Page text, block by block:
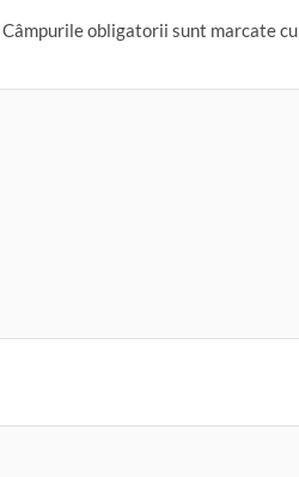
Câmpurile obligatorii sunt marcate cu